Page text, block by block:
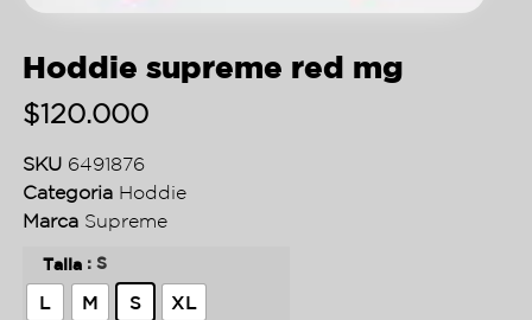
Hoddie supreme red mg
$120.000
SKU 6491876
Categoria Hoddie
Marca Supreme
Talla : S
L M S XL